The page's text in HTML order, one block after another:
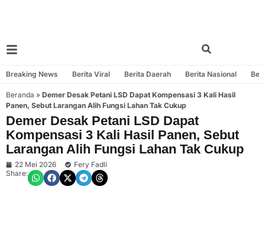
Breaking News Berita Viral Berita Daerah Berita Nasional
Beranda » Demer Desak Petani LSD Dapat Kompensasi 3 Kali Hasil
Panen, Sebut Larangan Alih Fungsi Lahan Tak Cukup
Demer Desak Petani LSD Dapat
Kompensasi 3 Kali Hasil Panen, Sebut
Larangan Alih Fungsi Lahan Tak Cukup
22 Mei 2026
Fery Fadli
Share: